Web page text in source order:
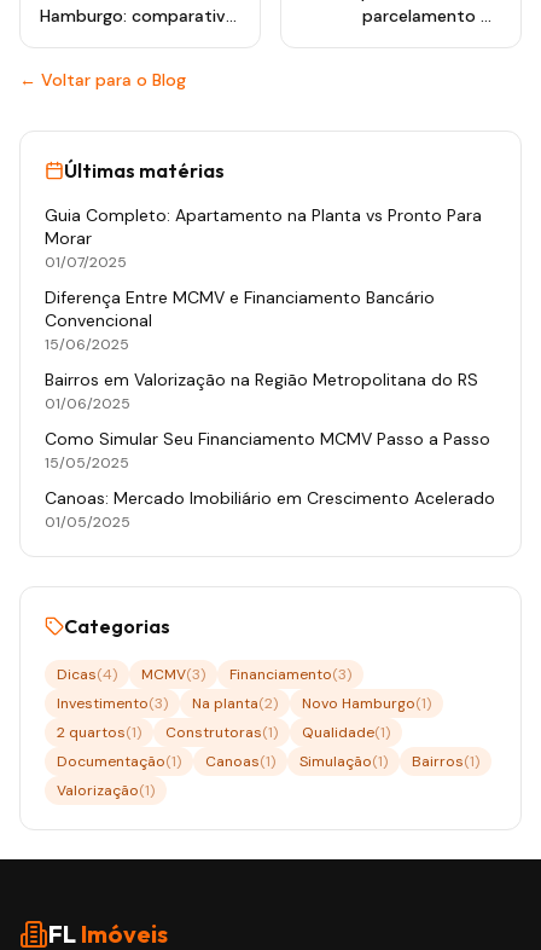
Hamburgo: comparativo
parcelamento da
← Voltar para o Blog
Últimas matérias
Guia Completo: Apartamento na Planta vs Pronto Para
Morar
01/07/2025
Diferença Entre MCMV e Financiamento Bancário
Convencional
15/06/2025
Bairros em Valorização na Região Metropolitana do RS
01/06/2025
Como Simular Seu Financiamento MCMV Passo a Passo
15/05/2025
Canoas: Mercado Imobiliário em Crescimento Acelerado
01/05/2025
Categorias
Dicas(4) MCMV(3) Financiamento(3)
Investimento(3) Na planta(2) Novo Hamburgo(1)
2 quartos(1) Construtoras(1) Qualidade(1)
Documentação(1) Canoas(1) Simulação(1) Bairros(1)
Valorização(1)
FL Imóveis